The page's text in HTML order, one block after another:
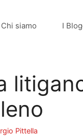
Chi siamo I
Pittella